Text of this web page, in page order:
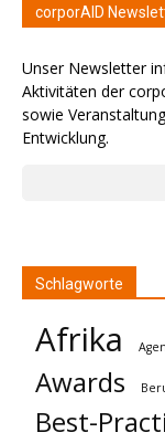
corporAID
Unser Newsletter
Aktivitäten der
sowie
Entwicklung.
Schlagworte
Afrika
Awards
Best-